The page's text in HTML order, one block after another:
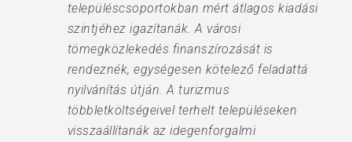
településcsoportokban mért átlagos kiadási
szintjéhez igazítanák. A városi
tömegközlekedés finanszírozását is
rendeznék, egységesen kötelező feladattá
nyilvánítás útján. A turizmus
többletköltségeivel terhelt településeken
visszaállítanák az idegenforgalmi